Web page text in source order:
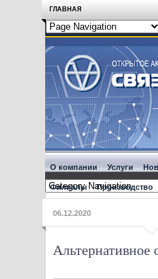
ГЛАВНАЯ
О компании Услуги
Филиалы Производство
06.12.2020
Альтернативное